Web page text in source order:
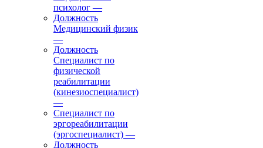
психолог —
Должность
Медицинский физик
—
Должность
Специалист по
физической
реабилитации
(кинезиоспециалист)
—
Специалист по
эргореабилитации
(эргоспециалист) —
Должность